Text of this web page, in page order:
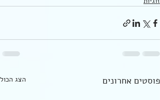
פוסטים אחרונים הצג הכול